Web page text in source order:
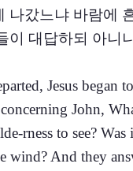
나갔느냐 바람에
이 대답하되 아니
Jesus began
John,
rness to see? Was
wind? And they